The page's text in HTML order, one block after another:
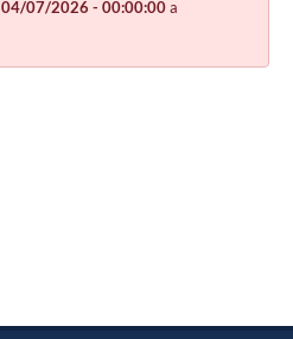
04/07/2026 - 00:00:00a